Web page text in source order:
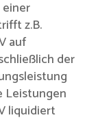
einer
z.B.
auf
der
Leistungen
liquidiert